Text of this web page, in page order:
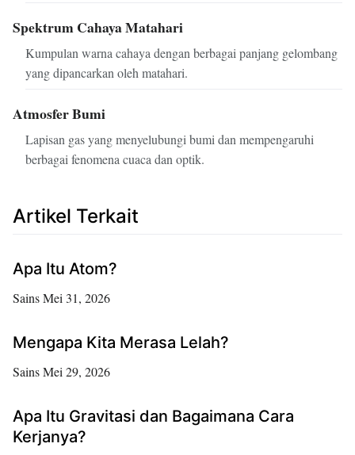
Spektrum Cahaya Matahari
Kumpulan warna cahaya dengan berbagai panjang gelombang
yang dipancarkan oleh matahari.
Atmosfer Bumi
Lapisan gas yang menyelubungi bumi dan mempengaruhi
berbagai fenomena cuaca dan optik.
Artikel Terkait
Apa Itu Atom?
SainsMei 31, 2026
Mengapa Kita Merasa Lelah?
SainsMei 29, 2026
Apa Itu Gravitasi dan Bagaimana Cara
Kerjanya?